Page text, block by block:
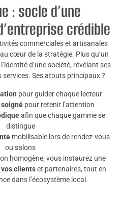
: socle d’une
crédible
commerciales et artisanales
cœur de la stratégie. Plus qu’un
d’une société, révélant ses
services. Ses atouts principaux ?
pour guider chaque lecteur
pour retenir l’attention
afin que chaque gamme se
distingue
mobilisable lors de rendez-vous
ou salons
homogène, vous instaurez une
clientset partenaires, tout en
dans l’écosystème local.